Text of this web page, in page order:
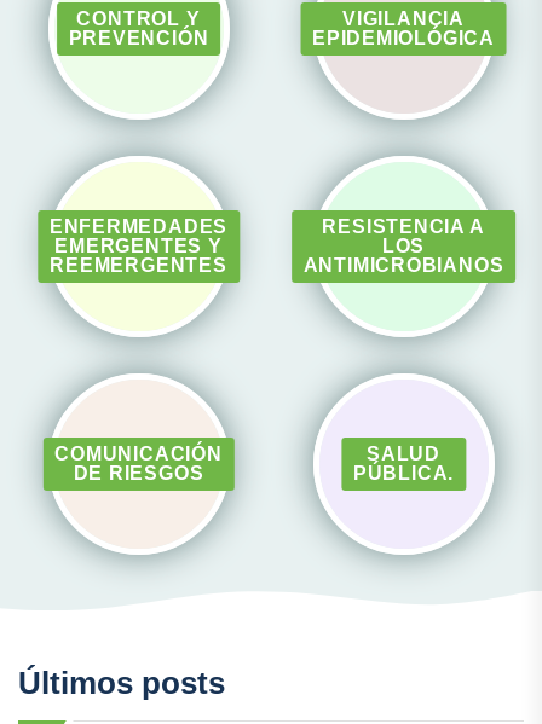
CONTROL Y
PREVENCIÓN
VIGILANCIA
EPIDEMIOLÓGICA
ENFERMEDADES
EMERGENTES Y
REEMERGENTES
RESISTENCIA A
LOS
ANTIMICROBIANOS
COMUNICACIÓN
DE RIESGOS
SALUD
PÚBLICA.
Últimos posts